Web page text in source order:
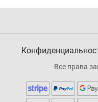
Все права